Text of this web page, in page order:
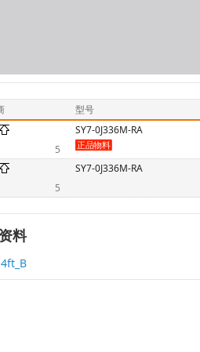
型号
5
SY7-0J336M-RA
5
SY7-0J336M-RA
料